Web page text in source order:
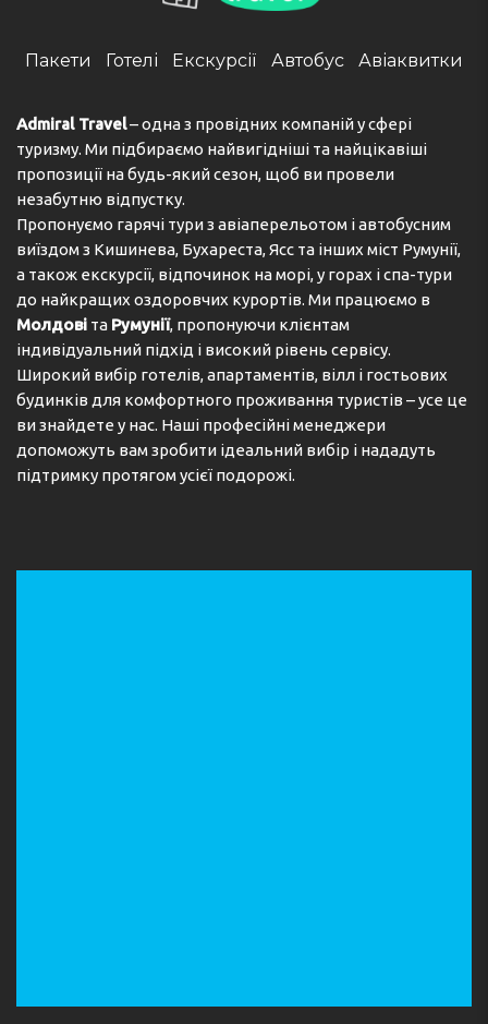
Пакети Готелі Екскурсії Автобус Авіаквитки
Admiral Travel– одна з провідних компаній у сфері
туризму. Ми підбираємо найвигідніші та найцікавіші
пропозиції на будь-який сезон, щоб ви провели
незабутню відпустку.
Пропонуємо гарячі тури з авіаперельотом і автобусним
виїздом з Кишинева, Бухареста, Ясс та інших міст Румунії,
а також екскурсії, відпочинок на морі, у горах і спа-тури
до найкращих оздоровчих курортів. Ми працюємо в
Молдові та Румунії, пропонуючи клієнтам
індивідуальний підхід і високий рівень сервісу.
Широкий вибір готелів, апартаментів, вілл і гостьових
будинків для комфортного проживання туристів – усе це
ви знайдете у нас. Наші професійні менеджери
допоможуть вам зробити ідеальний вибір і нададуть
підтримку протягом усієї подорожі.